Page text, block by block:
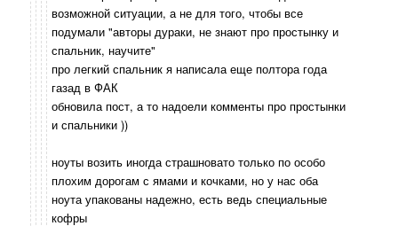
возможной ситуации, а не для того, чтобы все
подумали "авторы дураки, не знают про простынку и
спальник, научите"
про легкий спальник я написала еще полтора года
газад в ФАК
обновила пост, а то надоели комменты про простынки
и спальники ))
ноуты возить иногда страшновато только по особо
плохим дорогам с ямами и кочками, но у нас оба
ноута упакованы надежно, есть ведь специальные
кофры